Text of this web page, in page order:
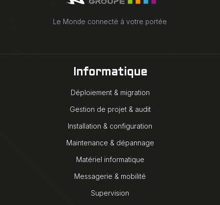
Le Monde connecté à votre portée
Informatique
Déploiement & migration
Gestion de projet & audit
Installation & configuration
Maintenance & dépannage
Matériel informatique
Messagerie & mobilité
Supervision